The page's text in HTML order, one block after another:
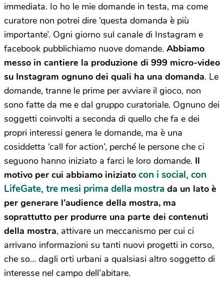
immediata. Io ho le mie domande in testa, ma come
curatore non potrei dire ‘questa domanda è più
importante’. Ogni giorno sul canale di Instagram e
facebook pubblichiamo nuove domande. Abbiamo
messo in cantiere la produzione di 999 micro-video
su Instagram ognuno dei quali ha una domanda. Le
domande, tranne le prime per avviare il gioco, non
sono fatte da me e dal gruppo curatoriale. Ognuno dei
soggetti coinvolti a seconda di quello che fa e dei
propri interessi genera le domande, ma è una
cosiddetta ‘call for action’, perché le persone che ci
seguono hanno iniziato a farci le loro domande. Il
motivo per cui abbiamo iniziato con i social, con
LifeGate, tre mesi prima della mostra da un lato è
per generare l’audience della mostra, ma
soprattutto per produrre una parte dei contenuti
della mostra, attivare un meccanismo per cui ci
arrivano informazioni su tanti nuovi progetti in corso,
che so… dagli orti urbani a qualsiasi altro soggetto di
interesse nel campo dell’abitare.